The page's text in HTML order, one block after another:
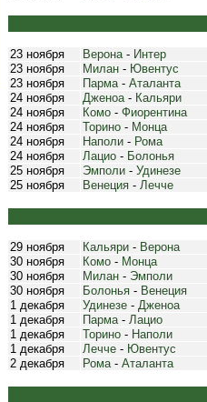
23 ноября Верона- Интер
23 ноября
Милан - Ювентус
23 ноября
Парма- Аталанта
24 ноября
Дженоа- Кальяри
24 ноября
Комо - Фиорентина
24 ноября
Торино - Монца
24 ноября
Наполи - Рома
24 ноября
Лацио - Болонья
25 ноября
Эмполи - Удинезе
25 ноября
Венеция - Лечче
29 ноября Кальяри - Верона
30 ноября
Комо - Монца
30 ноября
Милан - Эмполи
30 ноября
Болонья - Венеция
1 декабря
Удинезе - Дженоа
1 декабря
Парма- Лацио
1 декабря
Торино - Наполи
1 декабря
Лечче - Ювентус
2 декабря
Рома- Аталанта